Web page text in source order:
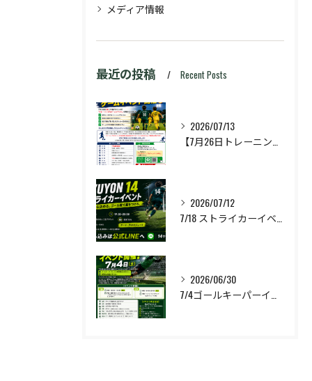
メディア情報
最近の投稿 Recent Posts
2026/07/13
2026/07/12
2026/06/30